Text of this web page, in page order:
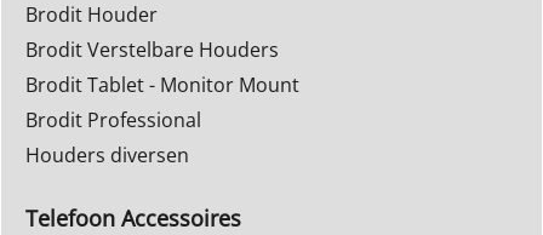
Brodit Houder
Brodit Verstelbare Houders
Brodit Tablet - Monitor Mount
Brodit Professional
Houders diversen
Telefoon Accessoires